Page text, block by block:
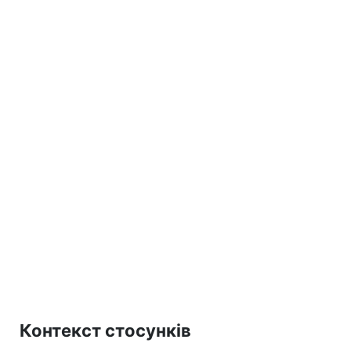
Контекст стосунків